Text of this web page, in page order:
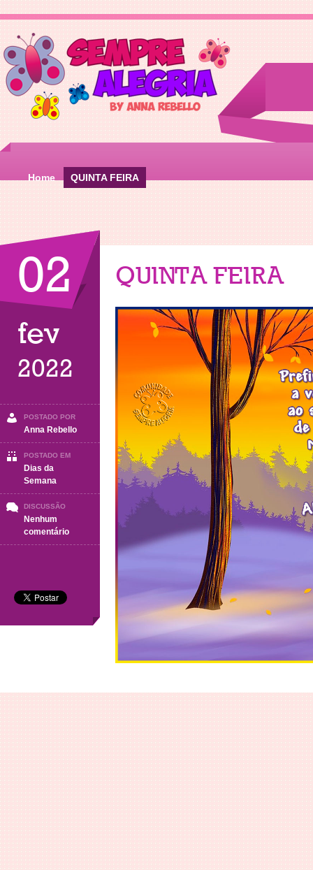
Home QUINTA FEIRA
02
fev
2022
POSTADO POR
Anna Rebello
POSTADO EM
Dias da
Semana
DISCUSSÃO
Nenhum
comentárioem
QUINTA
QUINTA FEIRA